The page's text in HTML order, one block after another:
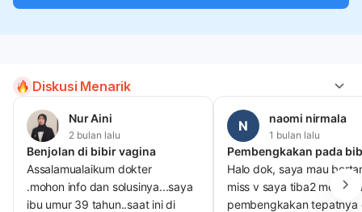
Diskusi Menarik
Nur Aini
2 bulan lalu
Benjolan di bibir vagina
Assalamualaikum dokter
.mohon info dan solusinya...saya
ibu umur 39 tahun..saat ini di
N naomi nirmala
1 bulan lalu
Halo dok, saya mau
miss v saya tiba2
pembengkakan tepatnya